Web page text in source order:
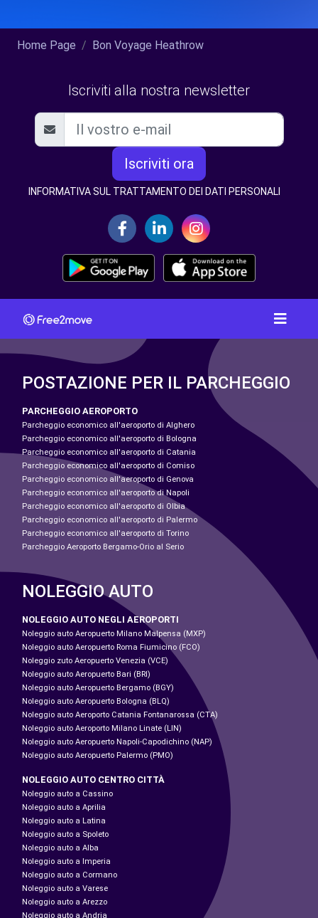
Home Page Bon Voyage Heathrow
Iscriviti alla nostra newsletter
Iscriviti ora
INFORMATIVA SUL TRATTAMENTO DEI DATI PERSONALI
POSTAZIONE PER IL PARCHEGGIO
PARCHEGGIO AEROPORTO
Parcheggio economico all'aeroporto di Alghero
Parcheggio economico all'aeroporto di Bologna
Parcheggio economico all'aeroporto di Catania
Parcheggio economico all'aeroporto di Comiso
Parcheggio economico all'aeroporto di Genova
Parcheggio economico all'aeroporto di Napoli
Parcheggio economico all'aeroporto di Olbia
Parcheggio economico all'aeroporto di Palermo
Parcheggio economico all'aeroporto di Torino
Parcheggio Aeroporto Bergamo-Orio al Serio
NOLEGGIO AUTO
NOLEGGIO AUTO NEGLI AEROPORTI
Noleggio auto Aeropuerto Milano Malpensa (MXP)
Noleggio auto Aeropuerto Roma Fiumicino (FCO)
Noleggio zuto Aeropuerto Venezia (VCE)
Noleggio auto Aeropuerto Bari (BRI)
Noleggio auto Aeropuerto Bergamo (BGY)
Noleggio auto Aeropuerto Bologna (BLQ)
Noleggio auto Aeroporto Catania Fontanarossa (CTA)
Noleggio auto Aeroporto Milano Linate (LIN)
Noleggio auto Aeropuerto Napoli-Capodichino (NAP)
Noleggio auto Aeropuerto Palermo (PMO)
NOLEGGIO AUTO CENTRO CITTÀ
Noleggio auto a Cassino
Noleggio auto a Aprilia
Noleggio auto a Latina
Noleggio auto a Spoleto
Noleggio auto a Alba
Noleggio auto a Imperia
Noleggio auto a Cormano
Noleggio auto a Varese
Noleggio auto a Arezzo
Noleggio auto a Andria